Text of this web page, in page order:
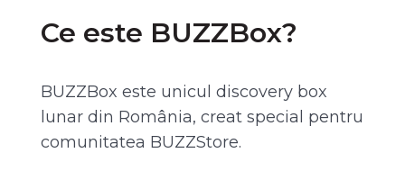
Ce este BUZZBox?
BUZZBox este unicul discovery box
lunar din România, creat special pentru
comunitatea BUZZStore.